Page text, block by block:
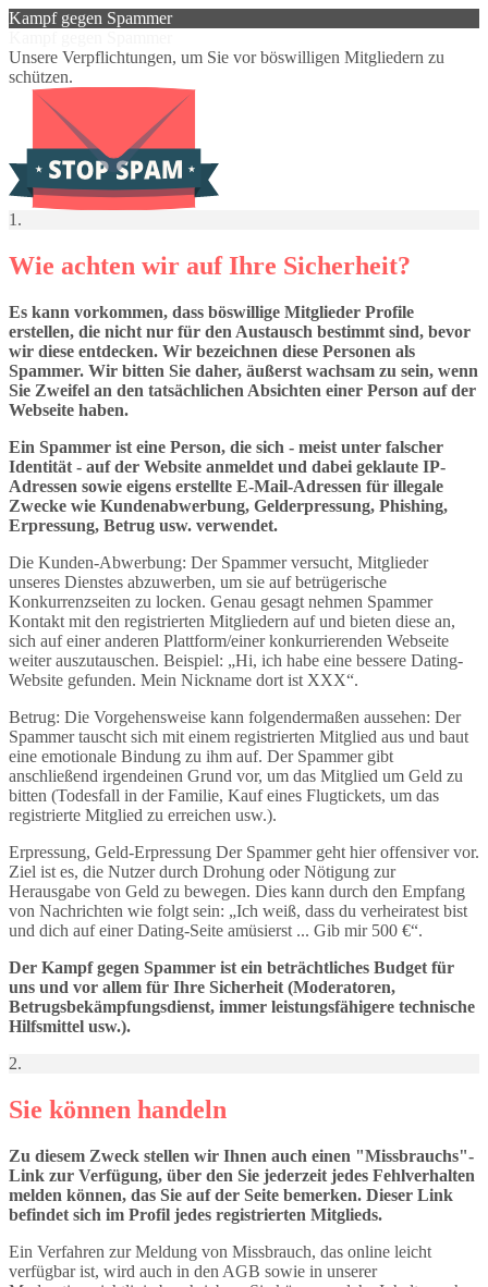
Kampf gegen Spammer
Unsere Verpflichtungen, um Sie vor böswilligen Mitgliedern zu
schützen.
1.
Wie achten wir auf Ihre Sicherheit?
Es kann vorkommen, dass böswillige Mitglieder Profile
erstellen, die nicht nur für den Austausch bestimmt sind, bevor
wir diese entdecken. Wir bezeichnen diese Personen als
Spammer. Wir bitten Sie daher, äußerst wachsam zu sein, wenn
Sie Zweifel an den tatsächlichen Absichten einer Person auf der
Webseite haben.
Ein Spammer ist eine Person, die sich - meist unter falscher
Identität - auf der Website anmeldet und dabei geklaute IP-
Adressen sowie eigens erstellte E-Mail-Adressen für illegale
Zwecke wie Kundenabwerbung, Gelderpressung, Phishing,
Erpressung, Betrug usw. verwendet.
Die Kunden-Abwerbung: Der Spammer versucht, Mitglieder
unseres Dienstes abzuwerben, um sie auf betrügerische
Konkurrenzseiten zu locken. Genau gesagt nehmen Spammer
Kontakt mit den registrierten Mitgliedern auf und bieten diese an,
sich auf einer anderen Plattform/einer konkurrierenden Webseite
weiter auszutauschen. Beispiel: „Hi, ich habe eine bessere Dating-
Website gefunden. Mein Nickname dort ist XXX“.
Betrug: Die Vorgehensweise kann folgendermaßen aussehen: Der
Spammer tauscht sich mit einem registrierten Mitglied aus und baut
eine emotionale Bindung zu ihm auf. Der Spammer gibt
anschließend irgendeinen Grund vor, um das Mitglied um Geld zu
bitten (Todesfall in der Familie, Kauf eines Flugtickets, um das
registrierte Mitglied zu erreichen usw.).
Erpressung, Geld-Erpressung Der Spammer geht hier offensiver vor.
Ziel ist es, die Nutzer durch Drohung oder Nötigung zur
Herausgabe von Geld zu bewegen. Dies kann durch den Empfang
von Nachrichten wie folgt sein: „Ich weiß, dass du verheiratest bist
und dich auf einer Dating-Seite amüsierst ... Gib mir 500 €“.
Der Kampf gegen Spammer ist ein beträchtliches Budget für
uns und vor allem für Ihre Sicherheit (Moderatoren,
Betrugsbekämpfungsdienst, immer leistungsfähigere technische
Hilfsmittel usw.).
2.
Sie können handeln
Zu diesem Zweck stellen wir Ihnen auch einen "Missbrauchs"-
Link zur Verfügung, über den Sie jederzeit jedes Fehlverhalten
melden können, das Sie auf der Seite bemerken. Dieser Link
befindet sich im Profil jedes registrierten Mitglieds.
Ein Verfahren zur Meldung von Missbrauch, das online leicht
verfügbar ist, wird auch in den AGB sowie in unserer